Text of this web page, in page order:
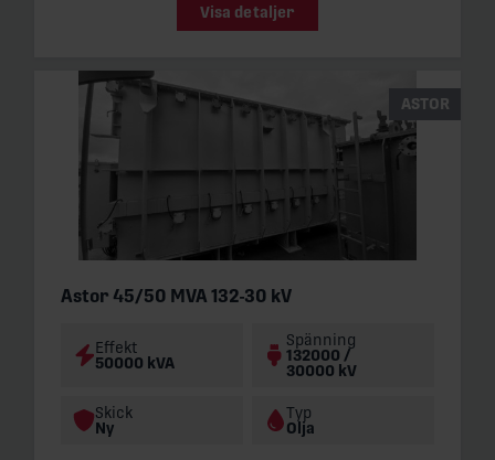
Visa detaljer
ASTOR
Astor 45/50 MVA 132-30 kV
Effekt
50000 kVA
Spänning
132000 /
30000 kV
Skick
Ny
Typ
Olja